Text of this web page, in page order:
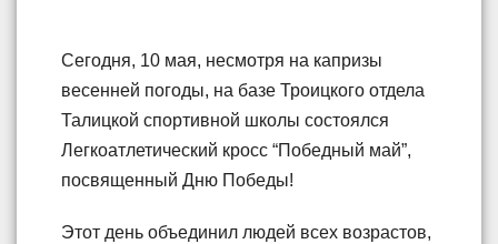
Сегодня, 10 мая, несмотря на капризы
весенней погоды, на базе Троицкого отдела
Талицкой спортивной школы состоялся
Легкоатлетический кросс “Победный май”,
посвященный Дню Победы!
Этот день объединил людей всех возрастов,